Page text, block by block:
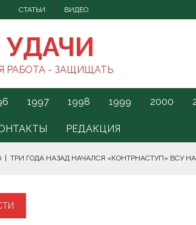
СТАТЬИ ВИДЕО
РАБОТА - ЗАЩИЩАТЬ
1997 1998 1999 2000
РЕДАКЦИЯ
ТРИ ГОДА НАЗАД НАЧАЛСЯ «КОНТРНАСТУП» ВСУ
МОГАМИ. ЧТО ДЕЛАТЬ?